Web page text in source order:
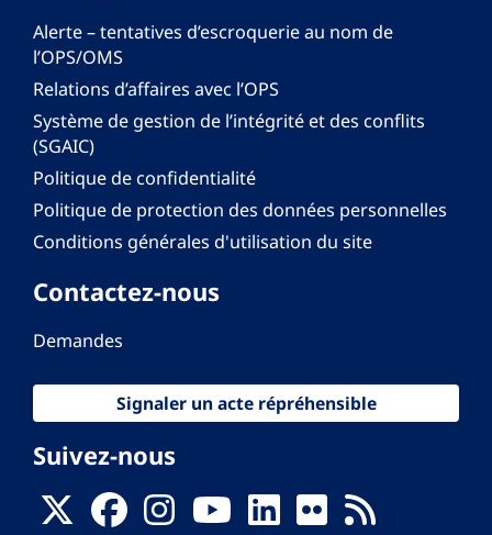
Alerte – tentatives d’escroquerie au nom de
l’OPS/OMS
Relations d’affaires avec l’OPS
Système de gestion de l’intégrité et des conflits
(SGAIC)
Politique de confidentialité
Politique de protection des données personnelles
Conditions générales d'utilisation du site
Contactez-nous
Demandes
Signaler un acte répréhensible
Suivez-nous